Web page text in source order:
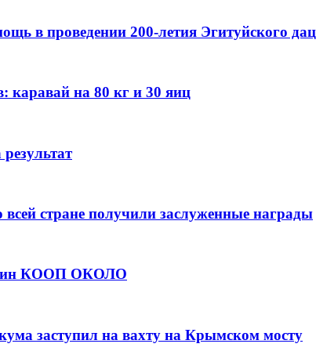
в проведении 200-летия Эгитуйского
каравай на 80 кг и 30 яиц
стране получили заслуженные награды
КООП ОКОЛО
заступил на вахту на Крымском мосту